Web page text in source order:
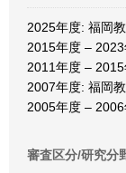
2025年度: 福岡
2015年度 –
2011年度 –
2007年度: 福岡
2005年度 –
審査区分/研究分